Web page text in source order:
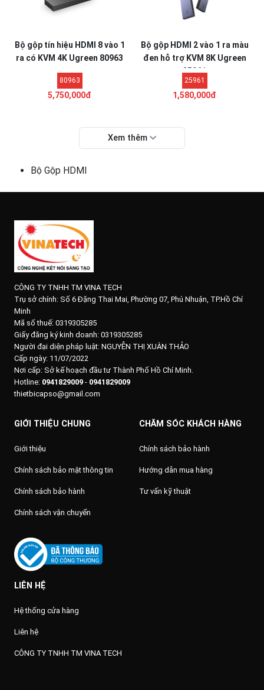
Bộ gộp tín hiệu HDMI 8 vào 1
ra có KVM 4K Ugreen 80963
80963
5,750,000đ
Bộ gộp HDMI 2 vào 1 ra màu
đen hỗ trợ KVM 8K Ugreen
25961
25961
1,580,000đ
Xem thêm
Bộ Gộp HDMI
CÔNG TY TNHH TM VINA TECH
Trụ sở chính: Số 6 Đặng Thai Mai, Phường 07, Phú Nhuận, TP.Hồ Chí
Minh
Mã số thuế: 0319305285
Giấy đăng ký kinh doanh: 0319305285
Người đại diện pháp luật: NGUYỄN THỊ XUÂN THẢO
Cấp ngày: 11/07/2022
Nơi cấp: Sở kế hoạch đầu tư Thành Phố Hồ Chí Minh.
Hotline: 0941829009 - 0941829009
thietbicapso@gmail.com
GIỚI THIỆU CHUNG
Giới thiệu
Chính sách bảo mật thông tin
Chính sách bảo hành
Chính sách vận chuyển
CHĂM SÓC KHÁCH HÀNG
Chính sách bảo hành
Hướng dẫn mua hàng
Tư vấn kỹ thuật
LIÊN HỆ
Hệ thống cửa hàng
Liên hệ
CÔNG TY TNHH TM VINA TECH